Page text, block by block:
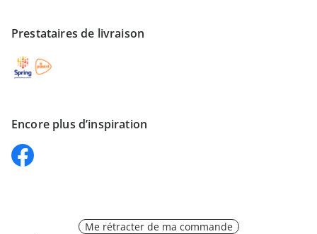
Prestataires de livraison
Encore plus d’inspiration
Me rétracter de ma commande